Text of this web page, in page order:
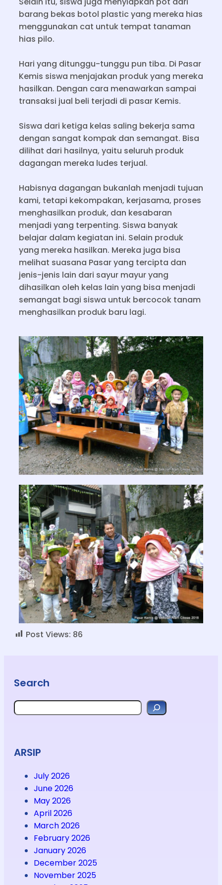
barang bekas botol plastic yang mereka hias
menggunakan cat untuk tempat tanaman
hias pilo.
Hari yang ditunggu-tunggu pun tiba. Di Pasar
Kemis siswa menjajakan produk yang mereka
hasilkan. Dengan cara menawarkan sampai
transaksi jual beli terjadi di pasar Kemis.
Siswa dari ketiga kelas saling bekerja sama
dengan sangat kompak dan semangat. Bisa
dilihat dari hasilnya, yaitu seluruh produk
dagangan mereka ludes terjual.
Habisnya dagangan bukanlah menjadi tujuan
kami, tetapi kekompakan, kerjasama, proses
menghasilkan produk, dan kesabaran
menjadi yang terpenting. Siswa banyak
belajar dalam kegiatan ini. Selain produk
yang mereka hasilkan. Mereka juga bisa
melihat suasana Pasar yang tercipta dan
jenis-jenis lain dari sayur mayur yang
dihasilkan oleh kelas lain yang bisa menjadi
semangat bagi siswa untuk bercocok tanam
menghasilkan produk baru lagi.
Post Views: 86
Search
ARSIP
July 2026
June 2026
May 2026
April 2026
March 2026
February 2026
January 2026
December 2025
November 2025